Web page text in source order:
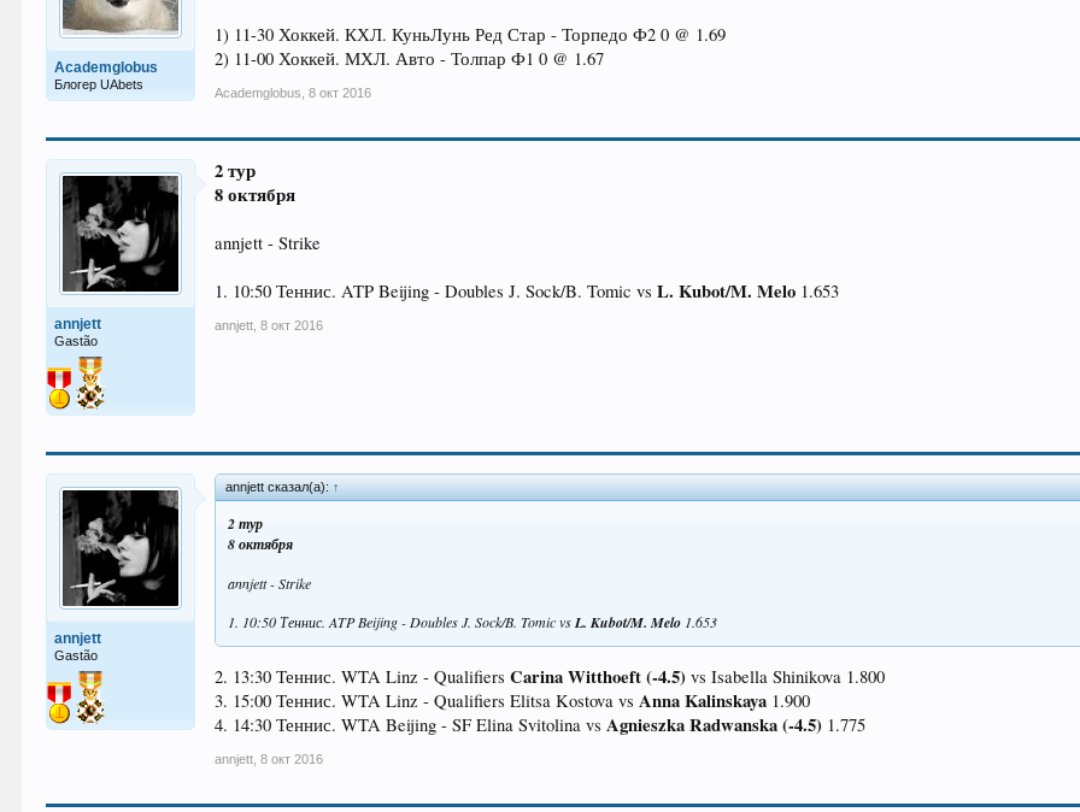
Academglobus
Блогер UAbets
1) 11-30 Хоккей. КХЛ. КуньЛунь Ред Стар - Торпедо Ф2 0 @ 1.69
2) 11-00 Хоккей. МХЛ. Авто - Толпар Ф1 0 @ 1.67
Academglobus 8 окт 2016
annjett
Gastão
2 тур
8 октября
annjett - Strike
1. 10:50 Теннис. ATP Beijing - Doubles J. Sock/B. Tomic vsL. Kubot/M. Melo 1.653
annjett 8 окт 2016
annjett
Gastão
annjett сказал(а): ↑
2 тур
8 октября
annjett - Strike
1. 10:50 Теннис. ATP Beijing - Doubles J. Sock/B. Tomic vsL. Kubot/M. Melo 1.653
2. 13:30 Теннис. WTA Linz - QualifiersCarina Witthoeft (-4.5) vs Isabella Shinikova 1.800
3. 15:00 Теннис. WTA Linz - Qualifiers Elitsa Kostova vsAnna Kalinskaya 1.900
4. 14:30 Теннис. WTA Beijing - SF Elina Svitolina vsAgnieszka Radwanska (-4.5) 1.775
annjett 8 окт 2016